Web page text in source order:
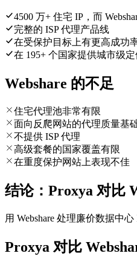
4500 万+ 住宅 IP，而
完整的 ISP 代理产品线
在受保护目标上有更高成功
在 195+ 个国家提供城市级定
Webshare 的不足
住宅代理池非常有限
面向反爬网站的代理质量基
不提供 ISP 代理
高级套餐的国家覆盖有限
在重度保护网站上表现不佳
结论：Proxya 对比
用 Webshare 处理廉价数据中
Proxya 对比